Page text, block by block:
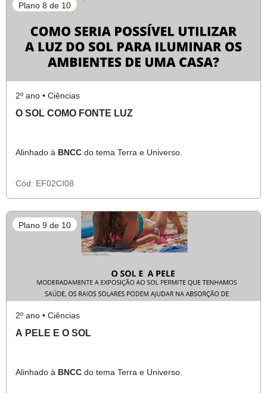
Plano 8 de 10
2º ano • Ciências
O SOL COMO FONTE LUZ
Alinhado à BNCC do tema Terra e Universo.
Cód: EF02CI08
Plano 9 de 10
2º ano • Ciências
A PELE E O SOL
Alinhado à BNCC do tema Terra e Universo.